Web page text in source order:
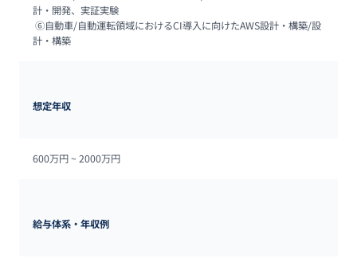
計・開発、実証実験
計・構築
想定年収
600万円 ~ 2000万円
給与体系・年収例